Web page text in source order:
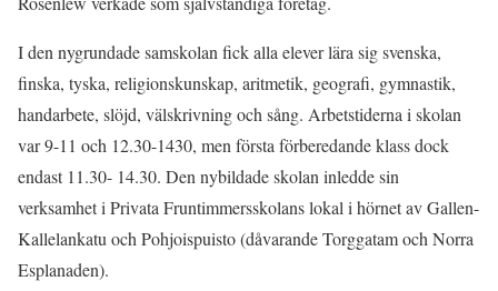
I den nygrundade samskolan fick alla elever lära sig svenska,
finska, tyska, religionskunskap, aritmetik, geografi, gymnastik,
handarbete, slöjd, välskrivning och sång. Arbetstiderna i skolan
var 9-11 och 12.30-1430, men första förberedande klass dock
endast 11.30- 14.30. Den nybildade skolan inledde sin
verksamhet i Privata Fruntimmersskolans lokal i hörnet av Gallen-
Kallelankatu och Pohjoispuisto (dåvarande Torggatam och Norra
Esplanaden).